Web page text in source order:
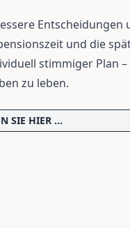
Entscheidungen
und die
stimmiger Plan
zu leben.
SIE HIER ...